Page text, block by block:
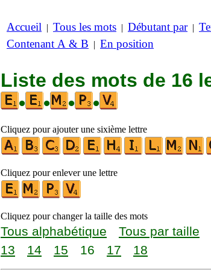
Accueil | Tous les mots | Débutant par|
Contenant A & B | En position
Liste des mots de 16
•
• • •
Cliquez pour ajouter une sixième lettre
Cliquez pour enlever une lettre
Cliquez pour changer la taille des mots
Tous alphabétique Tous par taille
13
14 15 16 17 18